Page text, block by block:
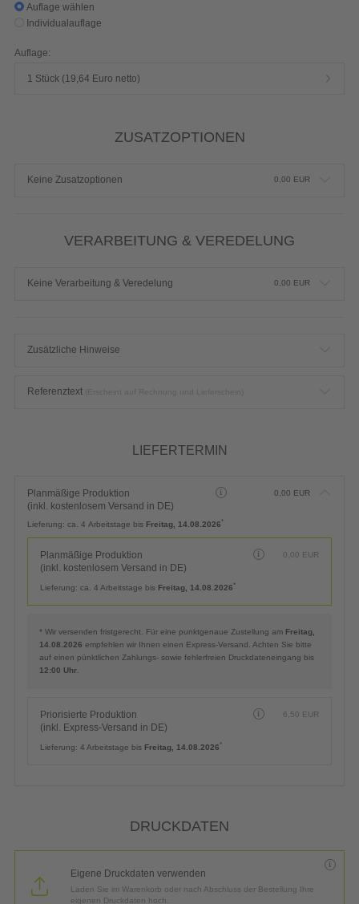
Auflage wählen
Individualauflage
Auflage:
1 Stück (19,64 Euro netto)
ZUSATZOPTIONEN
Keine Zusatzoptionen 0,00 EUR
VERARBEITUNG & VEREDELUNG
Keine Verarbeitung & Veredelung 0,00 EUR
Zusätzliche Hinweise
Referenztext
LIEFERTERMIN
Planmäßige Produktion
(inkl. kostenlosem Versand in DE)
0,00 EUR
Lieferung: ca. 4 Arbeitstage bis Freitag, 14.08.2026*
Planmäßige Produktion
(inkl. kostenlosem Versand in DE)
0,00 EUR
Lieferung: ca. 4 Arbeitstage bis Freitag, 14.08.2026*
* Wir versenden fristgerecht. Für eine punktgenaue Zustellung am Freitag,
14.08.2026 empfehlen wir Ihnen einen Express-Versand. Achten Sie bitte
auf einen pünktlichen Zahlungs- sowie fehlerfreien Druckdateneingang bis
12:00 Uhr
Priorisierte Produktion
(inkl. Express-Versand in DE)
6,50 EUR
Lieferung: 4 Arbeitstage bis Freitag, 14.08.2026*
DRUCKDATEN
Eigene Druckdaten verwenden
Laden Sie im Warenkorb oder nach Abschluss der Bestellung Ihre
eigenen Druckdaten hoch.